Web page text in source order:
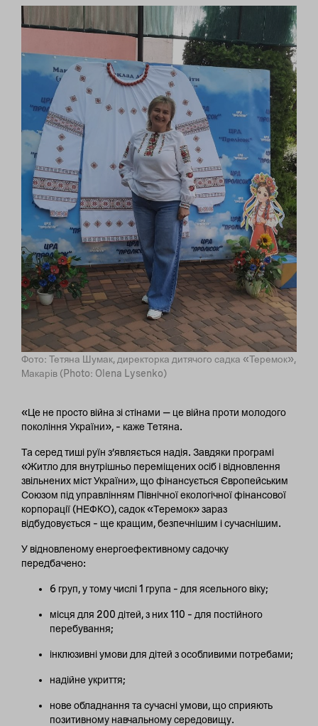
Фото: Тетяна Шумак, директорка дитячого садка «Теремок»,
Макарів (Photo: Olena Lysenko)
«Це не просто війна зі стінами — це війна проти молодого
покоління України», – каже Тетяна.
Та серед тиші руїн з’являється надія. Завдяки програмі
«Житло для внутрішньо переміщених осіб і відновлення
звільнених міст України», що фінансується Європейським
Союзом під управлінням Північної екологічної фінансової
корпорації (НЕФКО), садок «Теремок» зараз
відбудовується – ще кращим, безпечнішим і сучаснішим.
У відновленому енергоефективному садочку
передбачено:
6 груп, у тому числі 1 група – для ясельного віку;
місця для 200 дітей, з них 110 – для постійного
перебування;
інклюзивні умови для дітей з особливими потребами;
надійне укриття;
нове обладнання та сучасні умови, що сприяють
позитивному навчальному середовищу.